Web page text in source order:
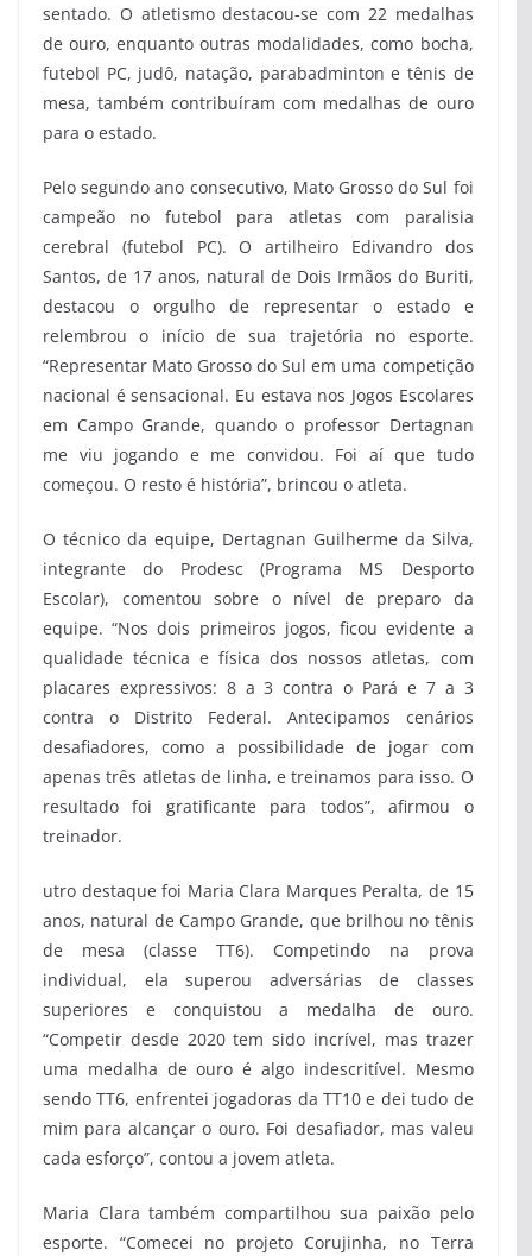
sentado. O atletismo destacou-se com 22 medalhas
de ouro, enquanto outras modalidades, como bocha,
futebol PC, judô, natação, parabadminton e tênis de
mesa, também contribuíram com medalhas de ouro
para o estado.
Pelo segundo ano consecutivo, Mato Grosso do Sul foi
campeão no futebol para atletas com paralisia
cerebral (futebol PC). O artilheiro Edivandro dos
Santos, de 17 anos, natural de Dois Irmãos do Buriti,
destacou o orgulho de representar o estado e
relembrou o início de sua trajetória no esporte.
“Representar Mato Grosso do Sul em uma competição
nacional é sensacional. Eu estava nos Jogos Escolares
em Campo Grande, quando o professor Dertagnan
me viu jogando e me convidou. Foi aí que tudo
começou. O resto é história”, brincou o atleta.
O técnico da equipe, Dertagnan Guilherme da Silva,
integrante do Prodesc (Programa MS Desporto
Escolar), comentou sobre o nível de preparo da
equipe. “Nos dois primeiros jogos, ficou evidente a
qualidade técnica e física dos nossos atletas, com
placares expressivos: 8 a 3 contra o Pará e 7 a 3
contra o Distrito Federal. Antecipamos cenários
desafiadores, como a possibilidade de jogar com
apenas três atletas de linha, e treinamos para isso. O
resultado foi gratificante para todos”, afirmou o
treinador.
utro destaque foi Maria Clara Marques Peralta, de 15
anos, natural de Campo Grande, que brilhou no tênis
de mesa (classe TT6). Competindo na prova
individual, ela superou adversárias de classes
superiores e conquistou a medalha de ouro.
“Competir desde 2020 tem sido incrível, mas trazer
uma medalha de ouro é algo indescritível. Mesmo
sendo TT6, enfrentei jogadoras da TT10 e dei tudo de
mim para alcançar o ouro. Foi desafiador, mas valeu
cada esforço”, contou a jovem atleta.
Maria Clara também compartilhou sua paixão pelo
esporte. “Comecei no projeto Corujinha, no Terra